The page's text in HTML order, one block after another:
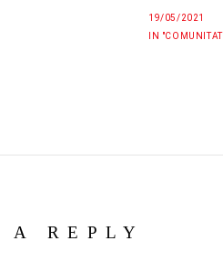
19/05/2021
IN
A REPLY